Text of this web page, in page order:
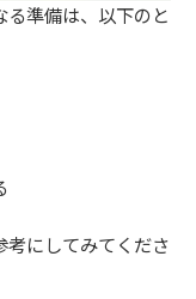
準備は、以下のと
にしてみてくださ